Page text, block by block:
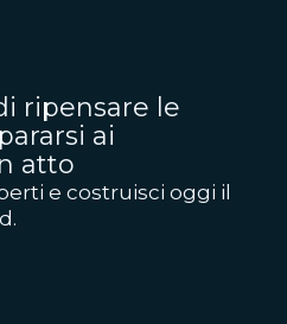
ripensare le
ai
atto
e costruisci oggi il